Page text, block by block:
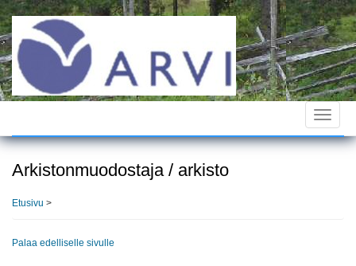
Hyppää
pääsisältöön
Toggle
Arkistonmuodostaja / arkisto
Etusivu >
Palaa edelliselle sivulle